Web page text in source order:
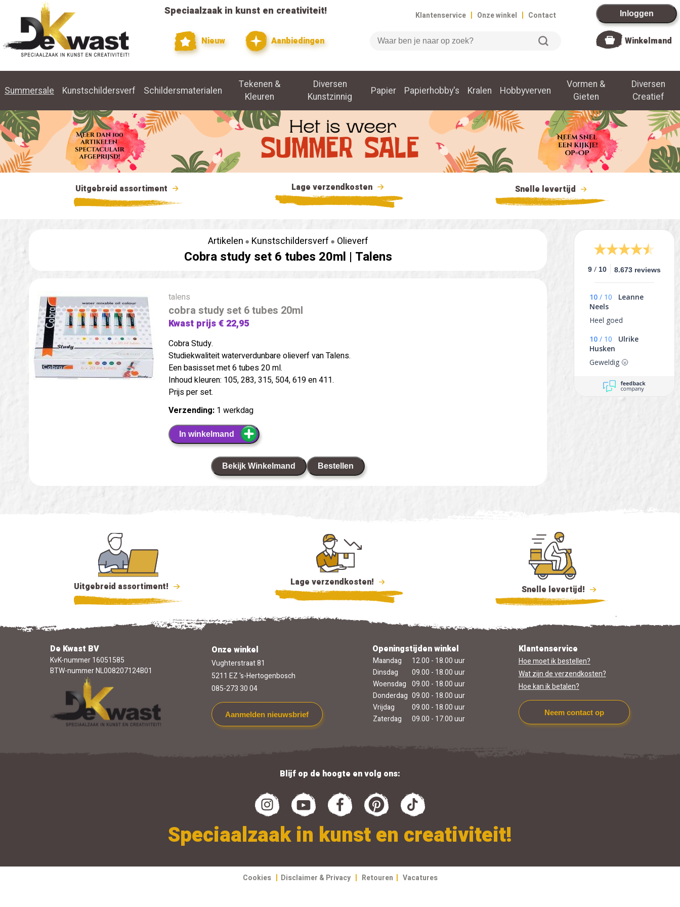
Speciaalzaak in kunst en creativiteit!
Nieuw Aanbiedingen
Klantenservice | Onze winkel | Contact
Zoeken
Inloggen
Winkelmand
Summersale Kunstschildersverf Schildersmaterialen
Tekenen &
Kleuren
Diversen
Kunstzinnig
Papier Papierhobby's Kralen Hobbyverven
Vormen &
Gieten
Diversen
Creatief
Uitgebreid assortiment Lage verzendkosten Snelle levertijd
9 / 10 8.673 reviews
10 / 10
Leanne
Neels
Heel goed
10 / 10
Ulrike
Husken
Geweldig 🌝
Artikelen Kunstschildersverf Olieverf
Cobra study set 6 tubes 20ml | Talens
talens
cobra study set 6 tubes 20ml
Kwast prijs € 22,95
Cobra Study.
Studiekwaliteit waterverdunbare olieverf van Talens.
Een basisset met 6 tubes 20 ml.
Inhoud kleuren: 105, 283, 315, 504, 619 en 411.
Prijs per set.
Verzending: 1 werkdag
In winkelmand
Bekijk Winkelmand Bestellen
Uitgebreid assortiment! Lage verzendkosten!
Snelle levertijd!
De Kwast BV
KvK-nummer 16051585
BTW-nummer NL008207124B01
Onze winkel
Vughterstraat 81
5211 EZ 's-Hertogenbosch
085-273 30 04
Aanmelden nieuwsbrief
Openingstijden winkel
Maandag
12.00 - 18.00 uur
Dinsdag
09.00 - 18.00 uur
Woensdag 09.00 - 18.00 uur
Donderdag 09.00 - 18.00 uur
Vrijdag
09.00 - 18.00 uur
Zaterdag
09.00 - 17.00 uur
Klantenservice
Hoe moet ik bestellen?
Wat zijn de verzendkosten?
Hoe kan ik betalen?
Neem contact op
Blijf op de hoogte en volg ons:
Speciaalzaak in kunst en creativiteit!
Cookies | Disclaimer & Privacy | Retouren | Vacatures